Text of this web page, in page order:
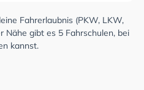
Fahrerlaubnis (PKW, LKW,
Nähe gibt es 5 Fahrschulen, bei
kannst.